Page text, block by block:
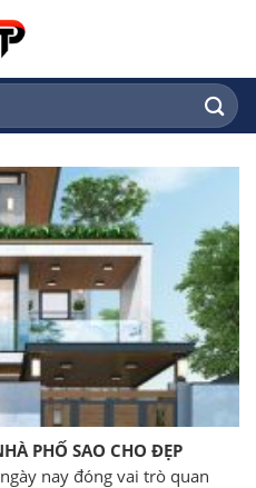
PHỐ SAO CHO ĐẸP
nay đóng vai trò quan